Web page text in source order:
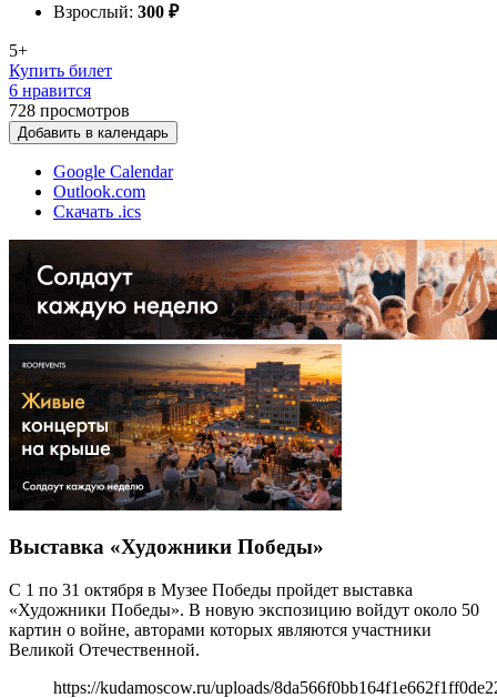
Взрослый: 300 ₽
5+
Купить билет
6 нравится
728 просмотров
Добавить в календарь
Google Calendar
Outlook.com
Скачать .ics
Выставка «Художники Победы»
С 1 по 31 октября в Музее Победы пройдет выставка
«Художники Победы». В новую экспозицию войдут около 50
картин о войне, авторами которых являются участники
Великой Отечественной.
https://kudamoscow.ru/uploads/